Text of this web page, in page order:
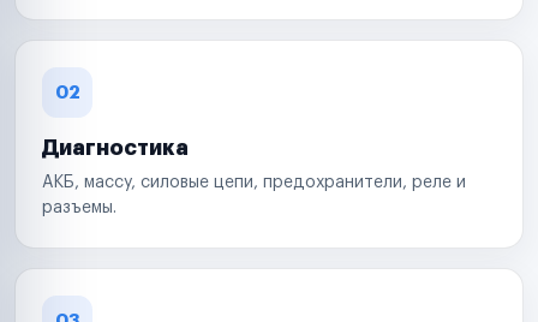
02
Диагностика
АКБ, массу, силовые цепи, предохранители, реле и
разъемы.